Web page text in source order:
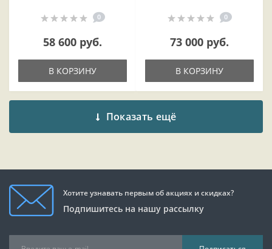
0
58 600 руб.
В КОРЗИНУ
0
73 000 руб.
В КОРЗИНУ
Показать ещё
Хотите узнавать первым об акциях и скидках?
Подпишитесь на нашу рассылку